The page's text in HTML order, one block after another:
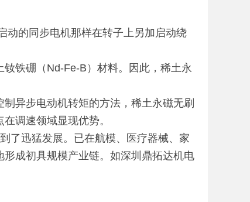
动的同步电机那样在转子上另加启动绕
铁硼（Nd-Fe-B）材料。因此，稀土永
异步电动机转矩的方法，稀土永磁无刷
调速领域显现优势。
迅猛发展。已在航模、医疗器械、家
成初具规模产业链。如深圳鼎拓达机电